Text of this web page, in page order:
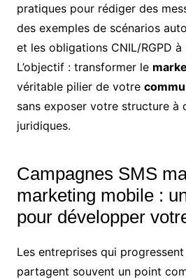
pratiques pour rédiger des
des exemples de scénarios
et les obligations CNIL/RGPD à
L’objectif : transformer le
véritable pilier de votre
sans exposer votre structure à
juridiques.
Campagnes SMS
marketing mobile :
pour développer
Les entreprises qui
partagent souvent un point